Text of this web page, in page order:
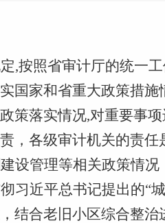
,按照省审计厅的统一
国家和省重大政策措施
策落实情况,对重要事
，各级审计机关的责任
设管理等相关政策情况
习近平总书记提出的“
结合老旧小区综合整